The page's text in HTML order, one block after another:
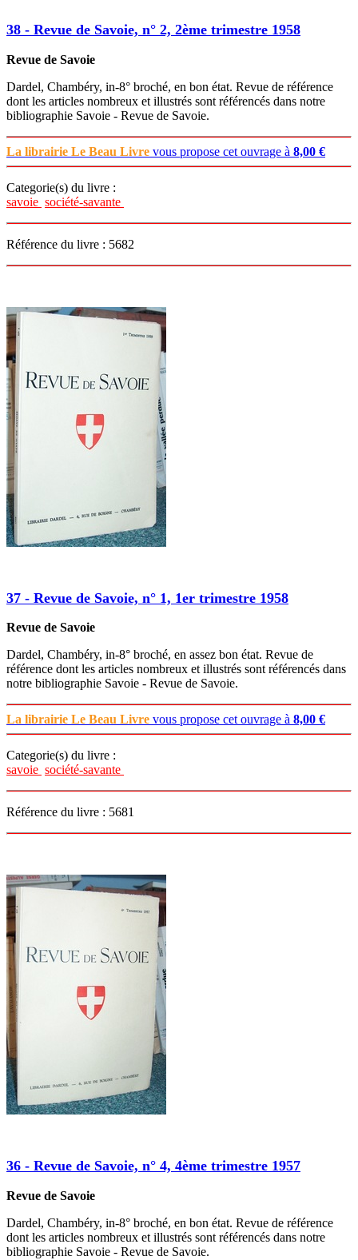
38 - Revue de Savoie, n° 2, 2ème trimestre 1958
Revue de Savoie
Dardel, Chambéry, in-8° broché, en bon état. Revue de référence
dont les articles nombreux et illustrés sont référencés dans notre
bibliographie Savoie - Revue de Savoie.
La librairie Le Beau Livre vous propose cet ouvrage à 8,00 €
Categorie(s) du livre :
savoie société-savante
Référence du livre : 5682
37 - Revue de Savoie, n° 1, 1er trimestre 1958
Revue de Savoie
Dardel, Chambéry, in-8° broché, en assez bon état. Revue de
référence dont les articles nombreux et illustrés sont référencés dans
notre bibliographie Savoie - Revue de Savoie.
La librairie Le Beau Livre vous propose cet ouvrage à 8,00 €
Categorie(s) du livre :
savoie société-savante
Référence du livre : 5681
36 - Revue de Savoie, n° 4, 4ème trimestre 1957
Revue de Savoie
Dardel, Chambéry, in-8° broché, en bon état. Revue de référence
dont les articles nombreux et illustrés sont référencés dans notre
bibliographie Savoie - Revue de Savoie.